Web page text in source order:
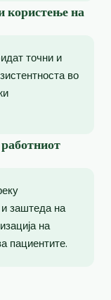
користење на
точни и
во
заштеда на
на
пациентите.